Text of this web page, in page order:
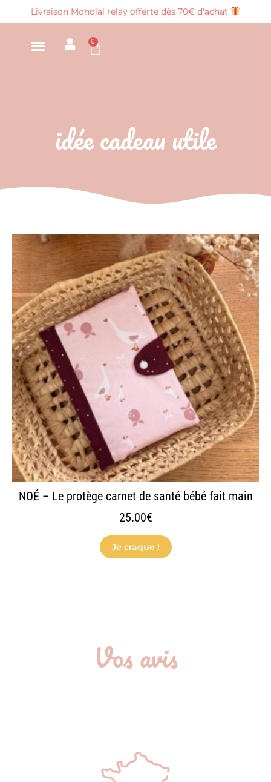
au
Livraison Mondial relay offerte dès 70€ d'achat
0
Panier
idée cadeau utile
NOÉ – Le protège carnet de santé bébé fait main
25.00€
Je craque !
Ce
produit
a
plusieurs
variations.
Les
options
peuvent
être
choisies
sur
la
page
du
produit
Vos avis